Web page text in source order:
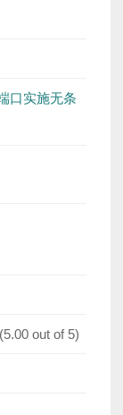
口实施无条
(5.00 out of 5)